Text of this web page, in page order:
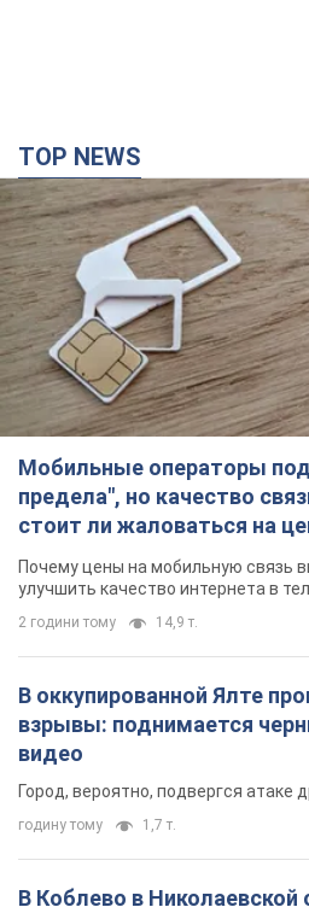
Мобильные операторы
предела", но качество
стоит ли жаловаться на
Почему цены на мобильную связь
улучшить качество интернета в
2 години тому 14,9 т.
В оккупированной Ялте
взрывы: поднимается
видео
годину тому 1,7 т.
В Коблево в
взрыв в море: погиб
пострадавшие
Мужчина, вероятно, подорвался на
2 години тому 2,7 т.